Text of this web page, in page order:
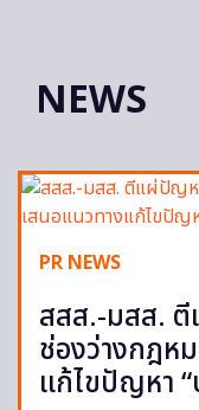
NEWS
PR NEWS
สสส.-มสส.
ช่องว่างกฎห
แก้ไขปัญหา